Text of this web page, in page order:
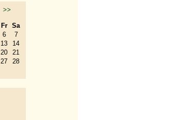
>>
Fr
Sa
6
7
13
14
20
21
27
28